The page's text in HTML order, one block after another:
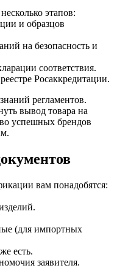
этапов:
и образцов
на безопасность и
соответствия.
Росаккредитации.
регламентов.
вывод товара на
успешных брендов
вам понадобятся:
(для импортных
есть.
заявителя.